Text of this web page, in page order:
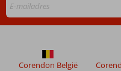
Corendon België